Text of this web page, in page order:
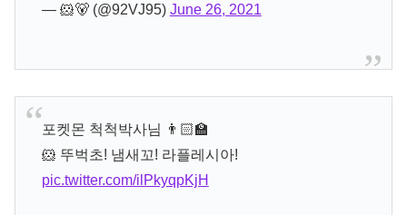
— 🐹🐻 (@92VJ95) June 26, 2021
포켓몬 척척박사님 👨🏻‍🏫
🐹 뚜벅초! 냄새꼬! 라플레시아!
pic.twitter.com/ilPkyqpKjH